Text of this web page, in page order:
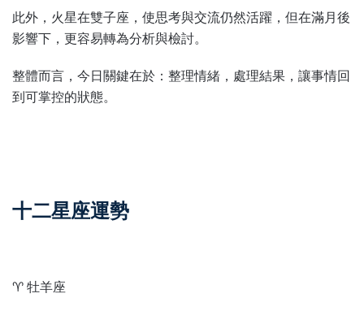
此外，火星在雙子座，使思考與交流仍然活躍，但在滿月後
影響下，更容易轉為分析與檢討。
整體而言，今日關鍵在於：整理情緒，處理結果，讓事情回
到可掌控的狀態。
十二星座運勢
♈ 牡羊座